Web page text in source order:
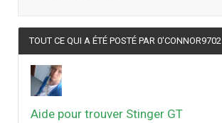
TOUT CE QUI A ÉTÉ POSTÉ PAR 0'CONNOR9702
Aide pour trouver Stinger GT